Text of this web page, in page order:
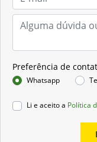
Preferência de
Whatsapp
Li e aceito a Política